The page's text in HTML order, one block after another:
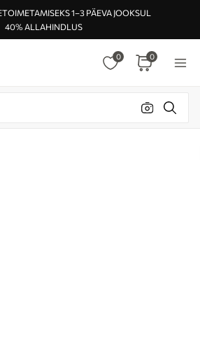
1–3 PÄEVA JOOKSUL
40% ALLAHINDLUS
0 0